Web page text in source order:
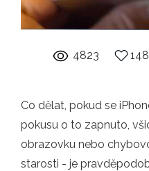
4823
Co dělat, pokud se
pokusu o to zapnuto,
obrazovku nebo
starosti - je